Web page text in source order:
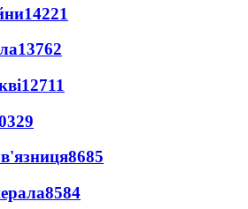
14221
13762
12711
8685
8584